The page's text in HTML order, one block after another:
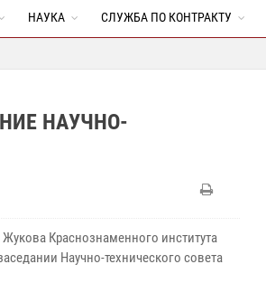
НАУКА СЛУЖБА ПО КОНТРАКТУ
НАУЧНО-
Краснознаменного института
Научно-технического совета